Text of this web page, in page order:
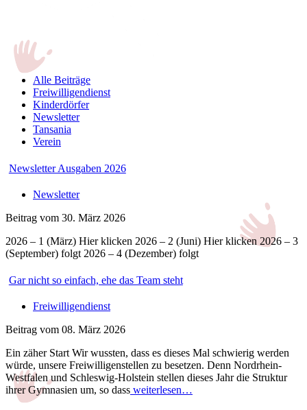
Alle Beiträge
Freiwilligendienst
Kinderdörfer
Newsletter
Tansania
Verein
Newsletter Ausgaben 2026
Newsletter
Beitrag vom 30. März 2026
2026 – 1 (März) Hier klicken 2026 – 2 (Juni) Hier klicken 2026 – 3
(September) folgt 2026 – 4 (Dezember) folgt
Gar nicht so einfach, ehe das Team steht
Freiwilligendienst
Beitrag vom 08. März 2026
Ein zäher Start Wir wussten, dass es dieses Mal schwierig werden
würde, unsere Freiwilligenstellen zu besetzen. Denn Nordrhein-
Westfalen und Schleswig-Holstein stellen dieses Jahr die Struktur
ihrer Gymnasien um, so dass weiterlesen…